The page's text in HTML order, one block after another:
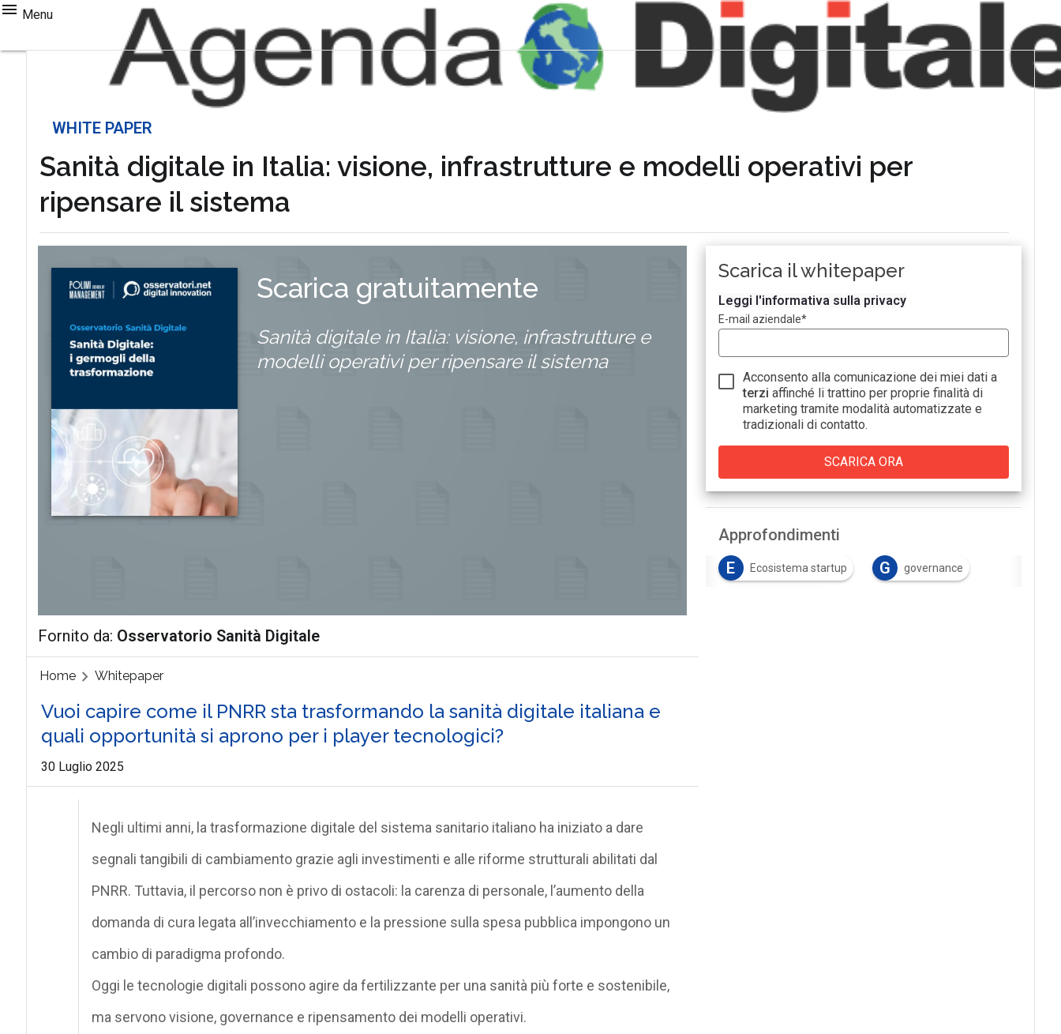
Menu
WHITE PAPER
Sanità digitale in Italia: visione, infrastrutture e modelli operativi per
ripensare il sistema
Scarica gratuitamente
Sanità digitale in Italia: visione, infrastrutture e
modelli operativi per ripensare il sistema
Fornito da: Osservatorio Sanità Digitale
Home Whitepaper
Vuoi capire come il PNRR sta trasformando la sanità digitale italiana e
quali opportunità si aprono per i player tecnologici?
30 Luglio 2025
Negli ultimi anni, la trasformazione digitale del sistema sanitario italianoha iniziato a dare
segnali tangibili di cambiamento grazie agli investimenti e alle riforme strutturali abilitati dal
PNRR. Tuttavia, il percorso non è privo di ostacoli: la carenza di personale, l’aumento della
domanda di cura legata all’invecchiamentoe la pressione sulla spesa pubblica impongono un
cambio di paradigma profondo.
Oggi le tecnologie digitali possono agire da fertilizzante per una sanità più forte e sostenibile,
ma servono visione, governance e ripensamento dei modelli operativi.
Scarica il whitepaper
Leggi l'informativa sulla privacy
E-mail aziendale*
Acconsento alla comunicazione dei miei dati a
terzi affinché li trattino per proprie finalità di
marketing tramite modalità automatizzate e
tradizionali di contatto.
Approfondimenti
E
Ecosistema startup G governance